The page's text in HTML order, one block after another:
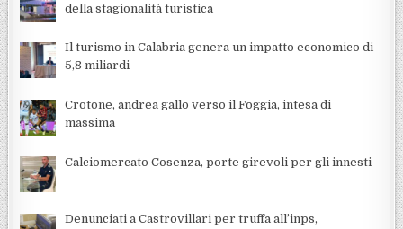
della stagionalità turistica
Il turismo in Calabria genera un impatto economico di
5,8 miliardi
Crotone, andrea gallo verso il Foggia, intesa di
massima
Calciomercato Cosenza, porte girevoli per gli innesti
Denunciati a Castrovillari per truffa all’inps,